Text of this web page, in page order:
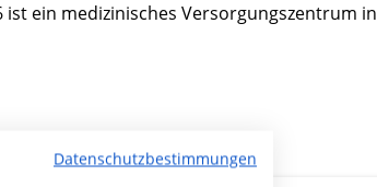
ein medizinisches Versorgungszentrum in
Datenschutzbestimmungen